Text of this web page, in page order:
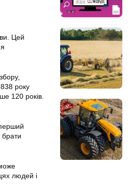
Цей
року
120 років.
людей і